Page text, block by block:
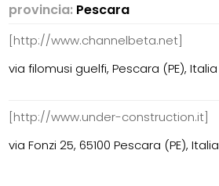
provincia: Pescara
[http://www.channelbeta.net]
via filomusi guelfi, Pescara (PE), Italia
[http://www.under-construction.it]
via Fonzi 25, 65100 Pescara (PE), Italia